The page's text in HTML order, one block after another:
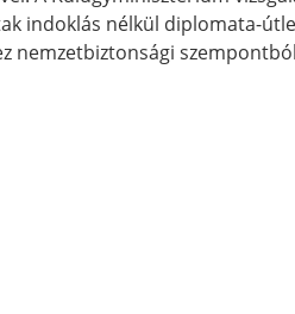
indoklás nélkül diplomata-
nemzetbiztonsági